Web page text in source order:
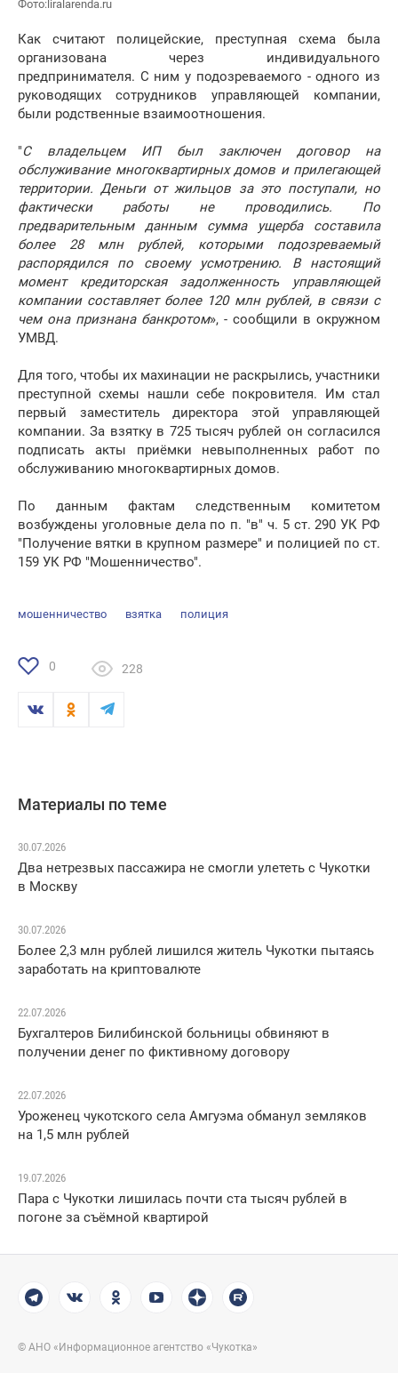
Фото:liralarenda.ru
Как считают полицейские, преступная схема была
организована через индивидуального
предпринимателя. С ним у подозреваемого - одного из
руководящих сотрудников управляющей компании,
были родственные взаимоотношения.
"С владельцем ИП был заключен договор на
обслуживание многоквартирных домов и прилегающей
территории. Деньги от жильцов за это поступали, но
фактически работы не проводились. По
предварительным данным сумма ущерба составила
более 28 млн рублей, которыми подозреваемый
распорядился по своему усмотрению. В настоящий
момент кредиторская задолженность управляющей
компании составляет более 120 млн рублей, в связи с
чем она признана банкротом», - сообщили в окружном
УМВД.
Для того, чтобы их махинации не раскрылись, участники
преступной схемы нашли себе покровителя. Им стал
первый заместитель директора этой управляющей
компании. За взятку в 725 тысяч рублей он согласился
подписать акты приёмки невыполненных работ по
обслуживанию многоквартирных домов.
По данным фактам следственным комитетом
возбуждены уголовные дела по п. "в" ч. 5 ст. 290 УК РФ
"Получение вятки в крупном размере" и полицией по ст.
159 УК РФ "Мошенничество".
мошенничество взятка полиция
0 228
Материалы по теме
30.07.2026
Два нетрезвых пассажира не смогли улететь с Чукотки
в Москву
30.07.2026
Более 2,3 млн рублей лишился житель Чукотки пытаясь
заработать на криптовалюте
22.07.2026
Бухгалтеров Билибинской больницы обвиняют в
получении денег по фиктивному договору
22.07.2026
Уроженец чукотского села Амгуэма обманул земляков
на 1,5 млн рублей
19.07.2026
Пара с Чукотки лишилась почти ста тысяч рублей в
погоне за съёмной квартирой
© АНО «Информационное агентство «Чукотка»